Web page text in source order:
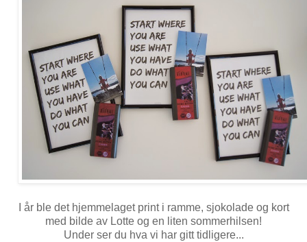
I år ble det hjemmelaget print i ramme, sjokolade og kort
med bilde av Lotte og en liten sommerhilsen!
Under ser du hva vi har gitt tidligere...